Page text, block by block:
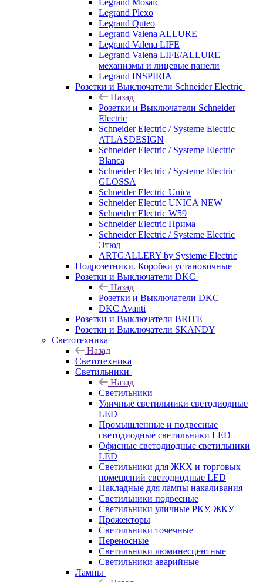
Legrand Plexo
Legrand Quteo
Legrand Valena ALLURE
Legrand Valena LIFE
Legrand Valena LIFE/ALLURE
механизмы и лицевые панели
Legrand INSPIRIA
Розетки и Выключатели Schneider Electric
Назад
Розетки и Выключатели Schneider
Electric
Schneider Electric / Systeme Electric
ATLASDESIGN
Schneider Electric / Systeme Electric
Blanca
Schneider Electric / Systeme Electric
GLOSSA
Schneider Electric Unica
Schneider Electric UNICA NEW
Schneider Electric W59
Schneider Electric Прима
Schneider Electric / Systeme Electric
Этюд
ARTGALLERY by Systeme Electric
Подрозетники. Коробки установочные
Розетки и Выключатели DKC
Назад
Розетки и Выключатели DKC
DKC Avanti
Розетки и Выключатели BRITE
Розетки и Выключатели SKANDY
Светотехника
Назад
Светотехника
Светильники
Назад
Светильники
Уличные светильники светодиодные
LED
Промышленные и подвесные
светодиодные светильники LED
Офисные светодиодные светильники
LED
Светильники для ЖКХ и торговых
помещений светодиодные LED
Накладные для лампы накаливания
Светильники подвесные
Светильники уличные РКУ, ЖКУ
Прожекторы
Cветильники точечные
Переносные
Светильники люминесцентные
Светильники аварийные
Лампы